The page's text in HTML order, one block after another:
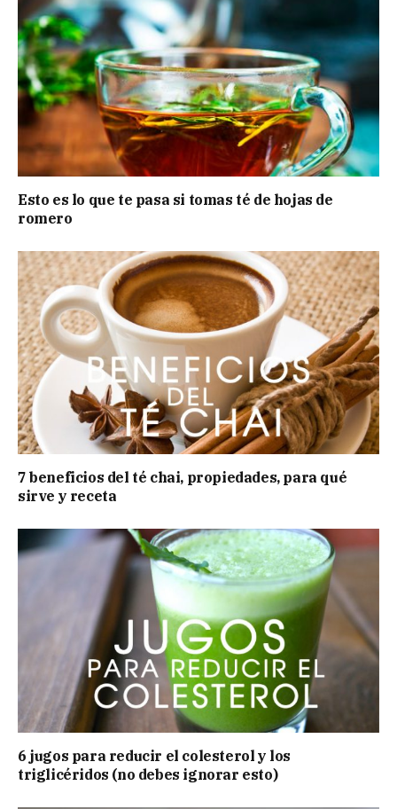
Esto es lo que te pasa si tomas té de hojas de
romero
7 beneficios del té chai, propiedades, para qué
sirve y receta
6 jugos para reducir el colesterol y los
triglicéridos (no debes ignorar esto)